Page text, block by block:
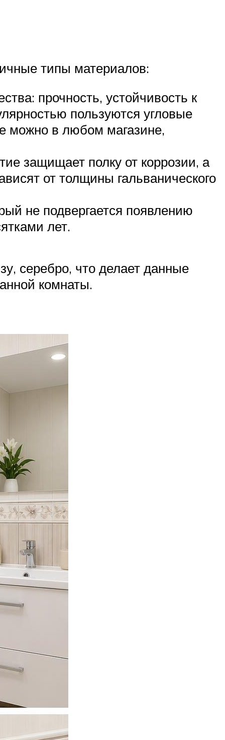
типы материалов:
прочность, устойчивость к
пользуются угловые
можно в любом магазине,
защищает полку от коррозии, а
от толщины гальванического
не подвергается появлению
лет.
серебро, что делает данные
комнаты.